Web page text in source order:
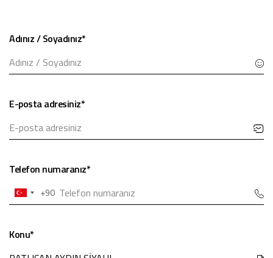
Adınız / Soyadınız*
E-posta adresiniz*
Telefon numaranız*
Turkey+90
Konu*